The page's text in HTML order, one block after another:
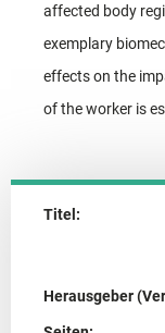
affected body
exemplary
effects on the
of the worker is
Titel:
Herausgeber